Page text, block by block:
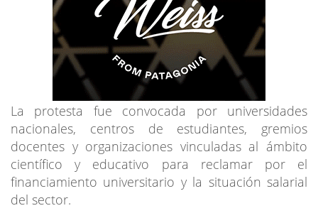
La protesta fue convocada por universidades
nacionales, centros de estudiantes, gremios
docentes y organizaciones vinculadas al ámbito
científico y educativo para reclamar por el
financiamiento universitario y la situación salarial
del sector.